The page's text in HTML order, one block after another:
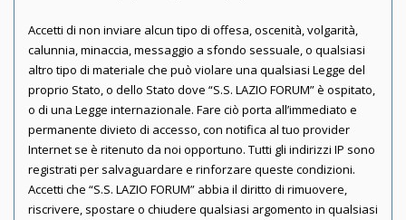
Accetti di non inviare alcun tipo di offesa, oscenità, volgarità,
calunnia, minaccia, messaggio a sfondo sessuale, o qualsiasi
altro tipo di materiale che può violare una qualsiasi Legge del
proprio Stato, o dello Stato dove “S.S. LAZIO FORUM” è ospitato,
o di una Legge internazionale. Fare ciò porta all’immediato e
permanente divieto di accesso, con notifica al tuo provider
Internet se è ritenuto da noi opportuno. Tutti gli indirizzi IP sono
registrati per salvaguardare e rinforzare queste condizioni.
Accetti che “S.S. LAZIO FORUM” abbia il diritto di rimuovere,
riscrivere, spostare o chiudere qualsiasi argomento in qualsiasi